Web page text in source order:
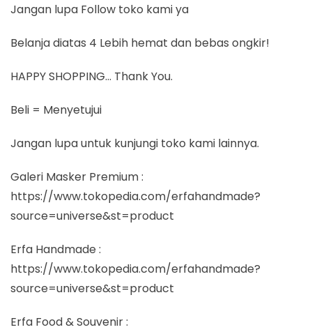
Jangan lupa Follow toko kami ya
Belanja diatas 4 Lebih hemat dan bebas ongkir!
HAPPY SHOPPING… Thank You.
Beli = Menyetujui
Jangan lupa untuk kunjungi toko kami lainnya.
Galeri Masker Premium :
https://www.tokopedia.com/erfahandmade?
source=universe&st=product
Erfa Handmade :
https://www.tokopedia.com/erfahandmade?
source=universe&st=product
Erfa Food & Souvenir :